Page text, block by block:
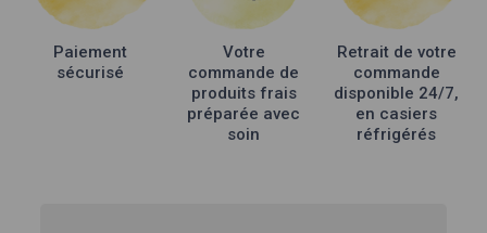
Paiement
sécurisé
Votre
commande de
produits frais
préparée avec
soin
Retrait de votre
commande
disponible 24/7,
en casiers
réfrigérés